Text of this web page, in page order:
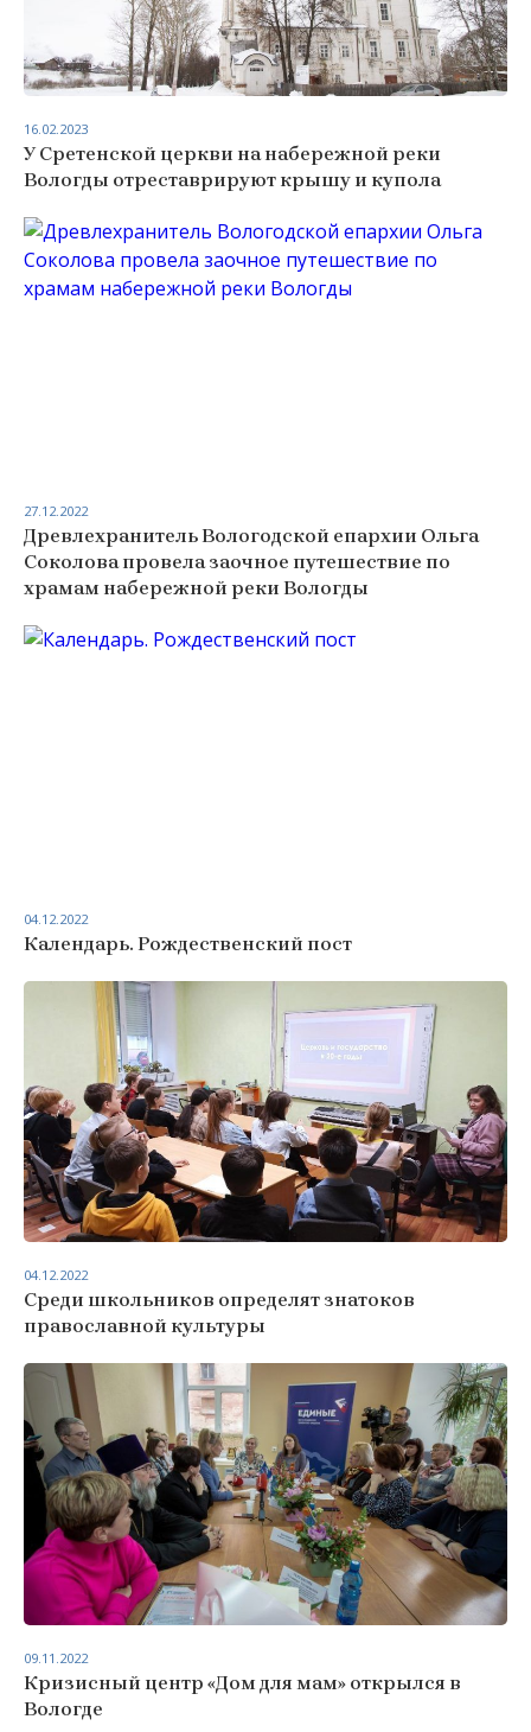
У Сретенской церкви на набережной реки
Вологды отреставрируют крышу и купола
16.02.2023
Древлехранитель Вологодской епархии Ольга
Соколова провела заочное путешествие по
храмам набережной реки Вологды
27.12.2022
Календарь. Рождественский пост
04.12.2022
Среди школьников определят знатоков
православной культуры
04.12.2022
Кризисный центр «Дом для мам» открылся в
Вологде
09.11.2022